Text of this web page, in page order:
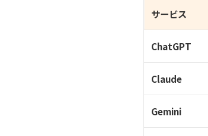
サービス
ChatGPT
Claude
Gemini